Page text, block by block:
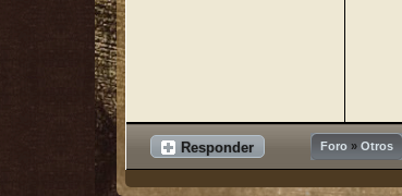
Responder Foro » Otros